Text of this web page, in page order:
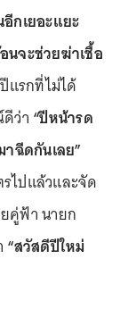
กเยอะแยะ
นจะช่วยฆ่าเชื้อ
แรกที่ไม่ได้
ว่า “ปีหน้ารด
ฉีดกันเลย”
ไปแล้วและจัด
คู่ฟ้า นายก
“สวัสดีปีใหม่